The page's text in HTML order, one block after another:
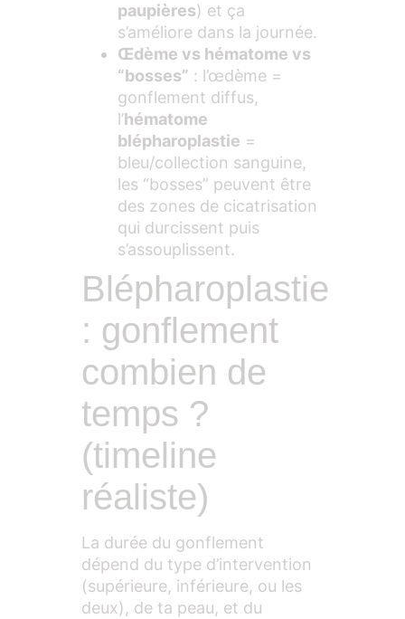
paupières) et ça
s’améliore dans la journée.
Œdème vs hématome vs
“bosses” : l’œdème =
gonflement diffus,
l’hématome
blépharoplastie =
bleu/collection sanguine,
les “bosses” peuvent être
des zones de cicatrisation
qui durcissent puis
s’assouplissent.
Blépharoplastie
: gonflement
combien de
temps ?
(timeline
réaliste)
La durée du gonflement
dépend du type d’intervention
(supérieure, inférieure, ou les
deux), de ta peau, et du